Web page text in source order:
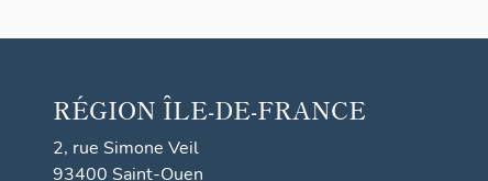
RÉGION ÎLE-DE-FRANCE
2, rue Simone Veil
93400 Saint-Ouen